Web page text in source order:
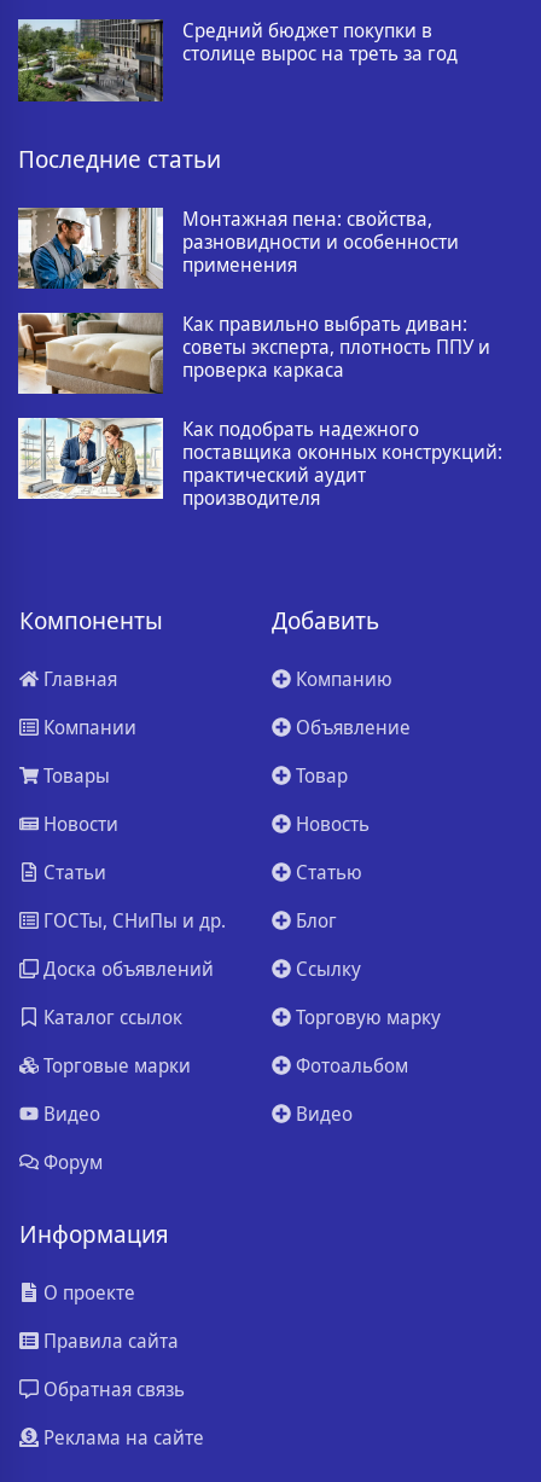
Средний бюджет покупки в
столице вырос на треть за год
Последние статьи
Монтажная пена: свойства,
разновидности и особенности
применения
Как правильно выбрать диван:
советы эксперта, плотность ППУ и
проверка каркаса
Как подобрать надежного
поставщика оконных конструкций:
практический аудит
производителя
Компоненты
Главная
Компании
Товары
Новости
Статьи
ГОСТы, СНиПы и др.
Доска объявлений
Каталог ссылок
Торговые марки
Видео
Форум
Добавить
Компанию
Объявление
Товар
Новость
Статью
Блог
Ссылку
Торговую марку
Фотоальбом
Видео
Информация
О проекте
Правила сайта
Обратная связь
Реклама на сайте